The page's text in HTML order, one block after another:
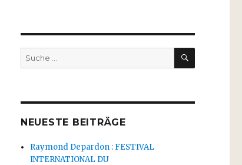
Suche
nach:
SUCHEN
NEUESTE BEITRÄGE
Raymond Depardon : FESTIVAL
INTERNATIONAL DU